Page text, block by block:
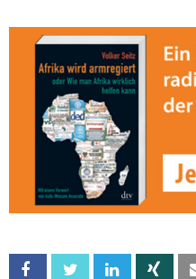
Facebook Twitter Linkedin Xing